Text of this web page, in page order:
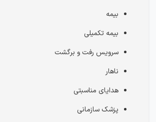
بیمه
بیمه تکمیلی
سرویس رفت و برگشت
ناهار
هدایای مناسبتی
پزشک سازمانی